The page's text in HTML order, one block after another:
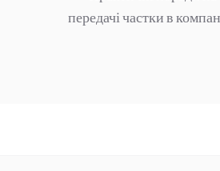
передачі частки в